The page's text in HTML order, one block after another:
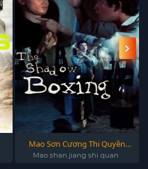
Mao Sơn Cương Thi Quyền
1979 - The Shadow Boxing 1979
Mao shan jiang shi quan